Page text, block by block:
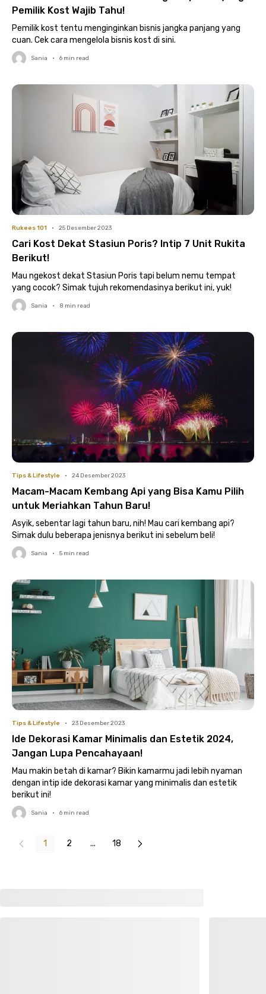
Pemilik Kost Wajib Tahu!
Pemilik kost tentu menginginkan bisnis jangka panjang yang
cuan. Cek cara mengelola bisnis kost di sini.
Sania • 6 min read
Rukees 101 • 25 Desember 2023
Cari Kost Dekat Stasiun Poris? Intip 7 Unit Rukita
Berikut!
Mau ngekost dekat Stasiun Poris tapi belum nemu tempat
yang cocok? Simak tujuh rekomendasinya berikut ini, yuk!
Sania • 8 min read
Tips & Lifestyle • 24 Desember 2023
Macam-Macam Kembang Api yang Bisa Kamu Pilih
untuk Meriahkan Tahun Baru!
Asyik, sebentar lagi tahun baru, nih! Mau cari kembang api?
Simak dulu beberapa jenisnya berikut ini sebelum beli!
Sania • 5 min read
Tips & Lifestyle • 23 Desember 2023
Ide Dekorasi Kamar Minimalis dan Estetik 2024,
Jangan Lupa Pencahayaan!
Mau makin betah di kamar? Bikin kamarmu jadi lebih nyaman
dengan intip ide dekorasi kamar yang minimalis dan estetik
berikut ini!
Sania • 6 min read
1 2 ... 18